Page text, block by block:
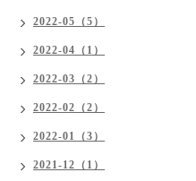
2022-05（5）
2022-04（1）
2022-03（2）
2022-02（2）
2022-01（3）
2021-12（1）